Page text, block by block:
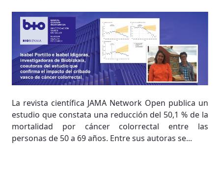
La revista científica JAMA Network Open publica un
estudio que constata una reducción del 50,1 % de la
mortalidad por cáncer colorrectal entre las
personas de 50 a 69 años. Entre sus autoras se...